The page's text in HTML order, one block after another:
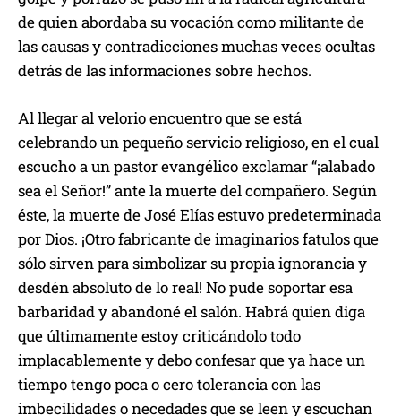
de quien abordaba su vocación como militante de
las causas y contradicciones muchas veces ocultas
detrás de las informaciones sobre hechos.
Al llegar al velorio encuentro que se está
celebrando un pequeño servicio religioso, en el cual
escucho a un pastor evangélico exclamar “¡alabado
sea el Señor!” ante la muerte del compañero. Según
éste, la muerte de José Elías estuvo predeterminada
por Dios. ¡Otro fabricante de imaginarios fatulos que
sólo sirven para simbolizar su propia ignorancia y
desdén absoluto de lo real! No pude soportar esa
barbaridad y abandoné el salón. Habrá quien diga
que últimamente estoy criticándolo todo
implacablemente y debo confesar que ya hace un
tiempo tengo poca o cero tolerancia con las
imbecilidades o necedades que se leen y escuchan